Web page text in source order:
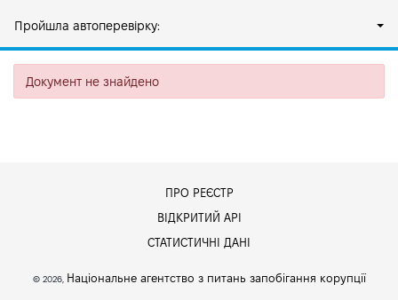
Пройшла автоперевірку:
Документ не знайдено
ПРО РЕЄСТР
ВІДКРИТИЙ АРІ
СТАТИСТИЧНІ ДАНІ
© 2026, Національне агентство з питань запобігання корупції